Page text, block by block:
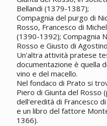
Bellandi (1379-1387);
Compagnia del purgo di
Rosso, Francesco di
(1390-1392); Compagnia
Rosso e Giusto di
Un'altra attività pratese
documentazione è quella
vino e del macello.
Nel fondaco di Prato si
Piero di Giunta del Rosso
dell'eredità di Francesco
e un libro del fattore
1366).